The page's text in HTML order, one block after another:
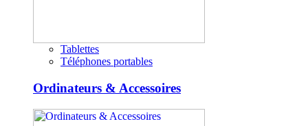
Tablettes
Téléphones portables
Ordinateurs & Accessoires